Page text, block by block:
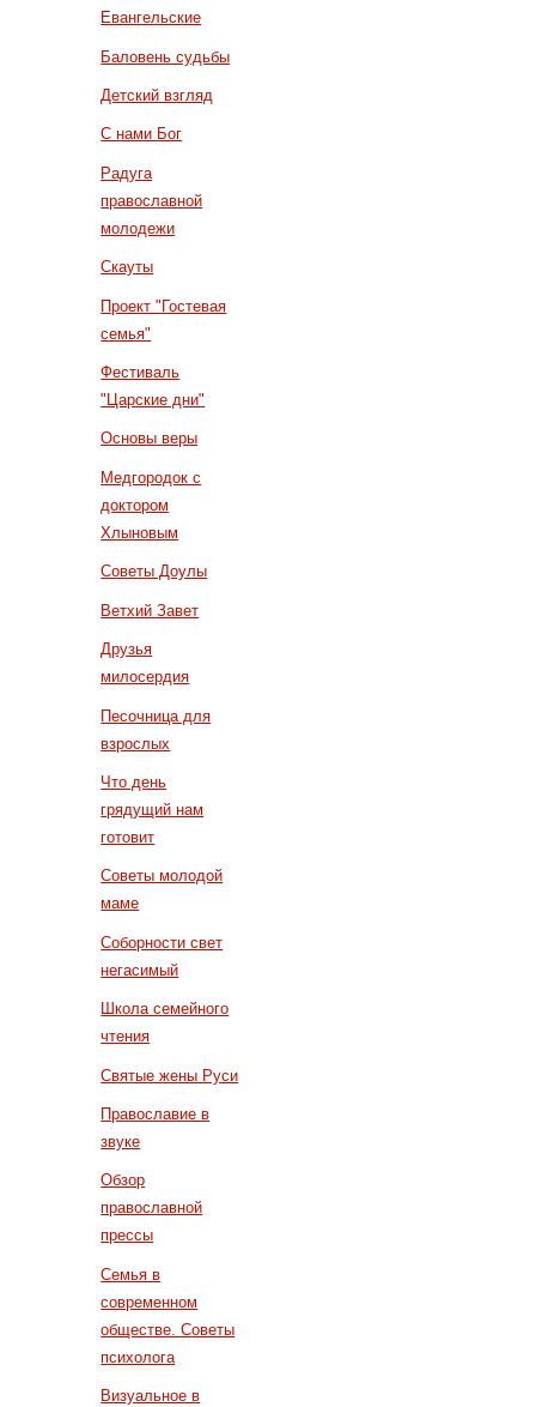
Евангельские
Баловень судьбы
Детский взгляд
С нами Бог
Радуга
православной
молодежи
Скауты
Проект "Гостевая
семья"
Фестиваль
"Царские дни"
Основы веры
Медгородок с
доктором
Хлыновым
Советы Доулы
Ветхий Завет
Друзья
милосердия
Песочница для
взрослых
Что день
грядущий нам
готовит
Советы молодой
маме
Соборности свет
негасимый
Школа семейного
чтения
Святые жены Руси
Православие в
звуке
Обзор
православной
прессы
Семья в
современном
обществе. Советы
психолога
Визуальное в